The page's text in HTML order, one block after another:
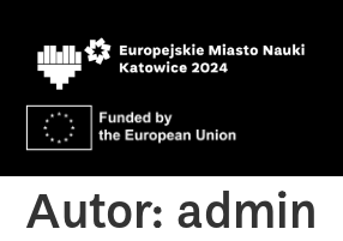
Autor: admin